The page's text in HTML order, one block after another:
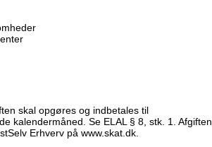
skal opgøres og indbetales til
kalendermåned. Se ELAL § 8, stk. 1. Afgiften
Erhverv på www.skat.dk.